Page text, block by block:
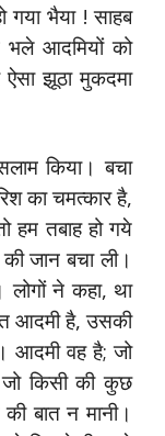
गया भैया ! साहब
भले आदमियों को
झूठा मुकदमा
किया। बचा
का चमत्कार है,
हम तबाह हो गये
जान बचा ली।
ने कहा, था
आदमी है, उसकी
आदमी वह है; जो
किसी की कुछ
बात न मानी।